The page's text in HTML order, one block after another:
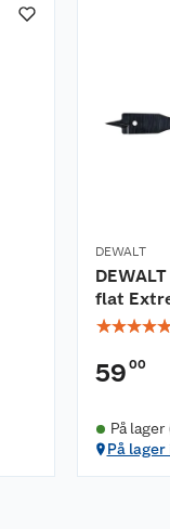
DEWALT
flat
☆☆☆☆
59 00
På
På